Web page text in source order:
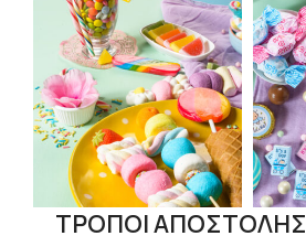
ΤΡΟΠΟΙ ΑΠΟΣΤΟΛΗΣ